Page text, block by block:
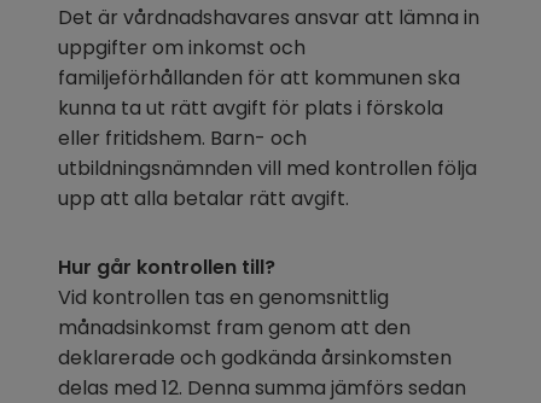
Det är vårdnadshavares ansvar att lämna in
uppgifter om inkomst och
familjeförhållanden för att kommunen ska
kunna ta ut rätt avgift för plats i förskola
eller fritidshem. Barn- och
utbildningsnämnden vill med kontrollen följa
upp att alla betalar rätt avgift.
Hur går kontrollen till?
Vid kontrollen tas en genomsnittlig
månadsinkomst fram genom att den
deklarerade och godkända årsinkomsten
delas med 12. Denna summa jämförs sedan